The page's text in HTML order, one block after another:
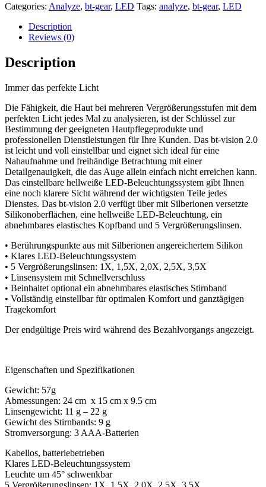
Categories: Analyze, bt-gear, LED Tags: analyze, bt-gear, LED
Description
Reviews (0)
Description
Immer das perfekte Licht
Die Fähigkeit, die Haut bei mehreren Vergrößerungsstufen mit dem
perfekten Licht jedes Mal zu analysieren, ist der Schlüssel zur
Bestimmung der geeigneten Hautpflegeprodukte und
professionellen Dienstleistungen für Ihre Kunden. Das bt-vision 2.0
ist leicht und voll einstellbar und eignet sich ideal für eine
Nahaufnahme und freihändige Betrachtung mit einer
Detailgenauigkeit, die das Auge allein einfach nicht erreichen kann.
Das einstellbare hellweiße LED-Beleuchtungssystem gibt Ihnen
eine noch klarere Sicht während der wichtigsten Teile jedes
Dienstes. Das bt-vision 2.0 verfügt über mit Silberionen versetzte
Silikonoberflächen, eine hellweiße LED-Beleuchtung, ein
abnehmbares elastisches Kopfband und 5 Vergrößerungslinsen.
• Berührungspunkte aus mit Silberionen angereichertem Silikon
• Klares LED-Beleuchtungssystem
• 5 Vergrößerungslinsen: 1X, 1,5X, 2,0X, 2,5X, 3,5X
• Linsensystem mit Schnellverschluss
• Beinhaltet optional ein abnehmbares elastisches Stirnband
• Vollständig einstellbar für optimalen Komfort und ganztägigen
Tragekomfort
Der endgültige Preis wird während des Bezahlvorgangs angezeigt.
Eigenschaften und Spezifikationen
Gewicht: 57g
Abmessungen: 24 cm x 15 cm x 9.5 cm
Linsengewicht: 11 g – 22 g
Gewicht des Stirnbands: 9 g
Stromversorgung: 3 AAA-Batterien
Kabellos, batteriebetrieben
Klares LED-Beleuchtungssystem
Leuchte um 45° schwenkbar
5 Vergrößerungslinsen: 1X, 1,5X, 2,0X, 2,5X, 3,5X